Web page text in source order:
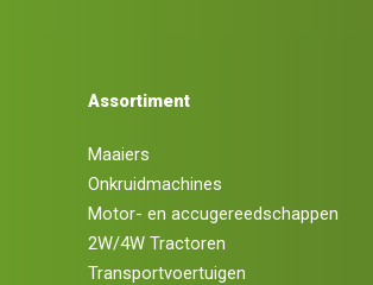
Assortiment
Maaiers
Onkruidmachines
Motor- en accugereedschappen
2W/4W Tractoren
Transportvoertuigen